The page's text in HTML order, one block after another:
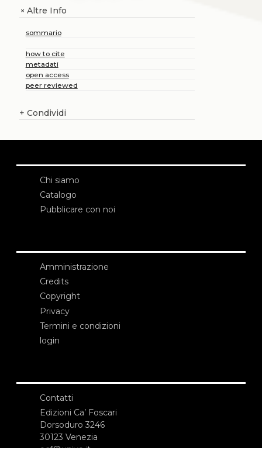
+Altre Info
sommario
how to cite
metadati
open access
peer reviewed
+ Condividi
Chi siamo
Catalogo
Pubblicare con noi
Amministrazione
Credits
Copyright
Privacy
Termini e condizioni
login
Contatti
Edizioni Ca’ Foscari
Dorsoduro 3246
30123 Venezia
ecf@unive.it